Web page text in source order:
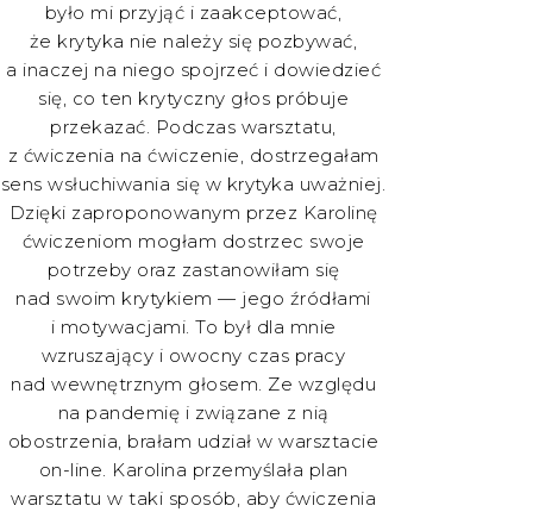
było mi przyjąć i zaakceptować,
że krytyka nie należy się pozbywać,
a inaczej na niego spojrzeć i dowiedzieć
się, co ten krytyczny głos próbuje
przekazać. Podczas warsztatu,
z ćwiczenia na ćwiczenie, dostrzegałam
sens wsłuchiwania się w krytyka uważniej.
Dzięki zaproponowanym przez Karolinę
ćwiczeniom mogłam dostrzec swoje
potrzeby oraz zastanowiłam się
nad swoim krytykiem — jego źródłami
i motywacjami. To był dla mnie
wzruszający i owocny czas pracy
nad wewnętrznym głosem. Ze względu
na pandemię i związane z nią
obostrzenia, brałam udział w warsztacie
on-line. Karolina przemyślała plan
warsztatu w taki sposób, aby ćwiczenia